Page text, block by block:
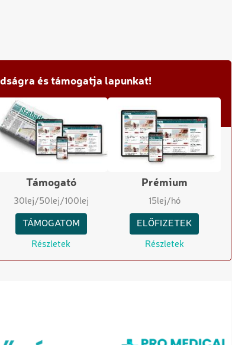
és támogatja lapunkat!
Támogató
30lej/50lej/100lej
TÁMOGATOM
Részletek
Prémium
15lej/hó
ELŐFIZETEK
Részletek